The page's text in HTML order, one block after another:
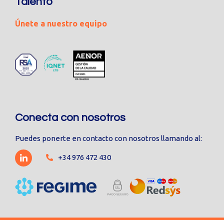
Únete a nuestro equipo
Conecta con nosotros
Puedes ponerte en contacto con nosotros llamando al:
+34 976 472 430